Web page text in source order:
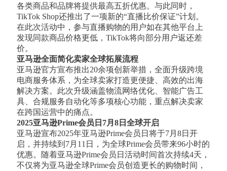
各类商品和品牌将提供最高五折优惠。与此同时，
TikTok Shop还推出了一项新的“直播比价保证”计划。
在此次活动中，参与直播购物的用户如在其他平台上
发现同款商品价格更低，TikTok将向部分用户返还差
价。
亚马逊全面简化卖家全球拓展流程
亚马逊官方宣布推出20余项创新举措，全面升级跨境
电商服务体系，为全球卖家打造更便捷、高效的出海
解决方案。此次升级涵盖物流网络优化、智能广告工
具、合规服务自动化等多项核心功能，重点解决卖家
在跨国运营中的痛点。
2025亚马逊Prime会员日7月8日全球开启
亚马逊宣布2025年亚马逊Prime会员日将于7月8日开
启，并持续到7月11日，为全球Prime会员带来96小时的
优惠。随着亚马逊Prime会员日活动时间首次持续4天，
不仅将为亚马逊全球Prime会员创造更长的购物时间，